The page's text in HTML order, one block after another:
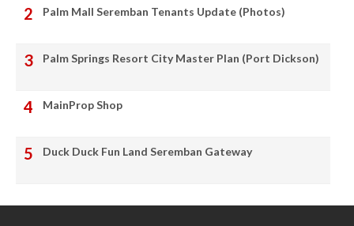
Palm Mall Seremban Tenants Update (Photos)
Palm Springs Resort City Master Plan (Port Dickson)
MainProp Shop
Duck Duck Fun Land Seremban Gateway